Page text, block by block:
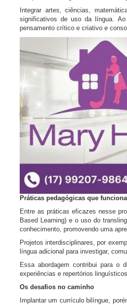
Integrar artes, ciências,
significativos de uso da língua.
pensamento crítico e criativo e
Práticas pedagógicas que
Entre as práticas eficazes nesse
Based Learning) e o uso do
conhecimento, promovendo uma
Projetos interdisciplinares, por
língua adicional para investigar,
Essa abordagem contribui para o
experiências e repertórios
Os desafios no caminho
Implantar um currículo bilíngue,